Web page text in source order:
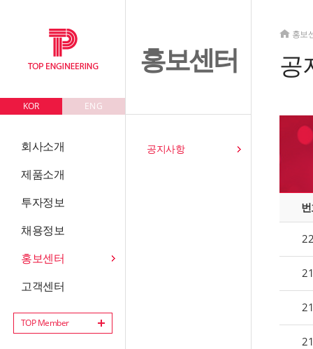
KOR ENG
회사소개
제품소개
투자정보
채용정보
홍보센터
홍보센터
공지사항
고객센터
TOP Member
홍보
공